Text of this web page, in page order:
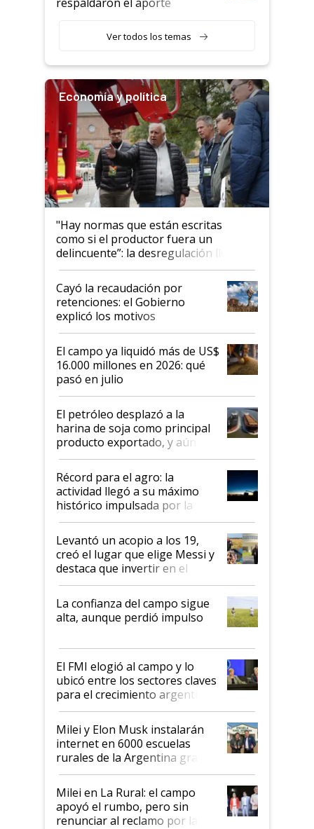
haciendo currículum"
Ver todos los temas
Economía y política
"Hay normas que están escritas
como si el productor fuera un
delincuente”: la desregulación llegó
al Congreso Aapresid y hasta se
habló del financiamiento al IPCVA
Cayó la recaudación por
retenciones: el Gobierno
explicó los motivos
El campo ya liquidó más de US$
16.000 millones en 2026: qué
pasó en julio
El petróleo desplazó a la
harina de soja como principal
producto exportado, y aún así
el agro aportó casi seis de cada
diez dólares y sostuvo el
liderazgo en un semestre
récord
Récord para el agro: la
actividad llegó a su máximo
histórico impulsada por la
cosecha y las exportaciones
Levantó un acopio a los 19,
creó el lugar que elige Messi y
destaca que invertir en el
kirchnerismo era como "darle
plata a un hijo para droga":
Juan Félix Rossetti, el libertario
que de una dura crisis salió
de Milei
La confianza del campo sigue
alta, aunque perdió impulso
El FMI elogió al campo y lo
ubicó entre los sectores claves
para el crecimiento argentino
Milei y Elon Musk instalarán
internet en 6000 escuelas
rurales de la Argentina gracias
a un acuerdo con Starlink
Milei en La Rural: el campo
apoyó el rumbo, pero sin
renunciar al reclamo por las